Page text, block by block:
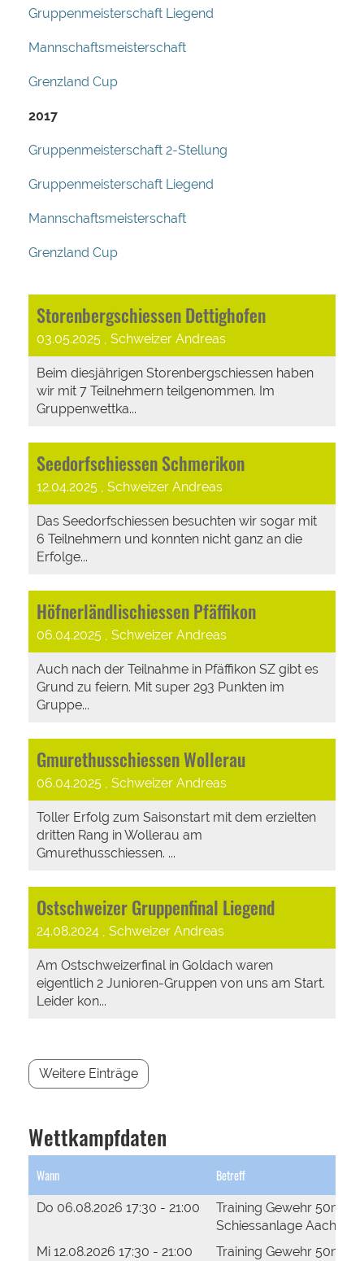
Gruppenmeisterschaft Liegend
Mannschaftsmeisterschaft
Grenzland Cup
2017
Gruppenmeisterschaft 2-Stellung
Gruppenmeisterschaft Liegend
Mannschaftsmeisterschaft
Grenzland Cup
Storenbergschiessen Dettighofen
03.05.2025 , Schweizer Andreas
Beim diesjährigen Storenbergschiessen haben
wir mit 7 Teilnehmern teilgenommen. Im
Gruppenwettka...
Seedorfschiessen Schmerikon
12.04.2025 , Schweizer Andreas
Das Seedorfschiessen besuchten wir sogar mit
6 Teilnehmern und konnten nicht ganz an die
Erfolge...
Höfnerländlischiessen Pfäffikon
06.04.2025 , Schweizer Andreas
Auch nach der Teilnahme in Pfäffikon SZ gibt es
Grund zu feiern. Mit super 293 Punkten im
Gruppe...
Gmurethusschiessen Wollerau
06.04.2025 , Schweizer Andreas
Toller Erfolg zum Saisonstart mit dem erzielten
dritten Rang in Wollerau am
Gmurethusschiessen. ...
Ostschweizer Gruppenfinal Liegend
24.08.2024 , Schweizer Andreas
Am Ostschweizerfinal in Goldach waren
eigentlich 2 Junioren-Gruppen von uns am Start.
Leider kon...
Weitere Einträge
Wettkampfdaten
Wann Betreff
Do 06.08.2026 17:30 - 21:00
Training Gewehr 50m
Schiessanlage
Mi 12.08.2026 17:30 - 21:00
Training Gewehr 50m